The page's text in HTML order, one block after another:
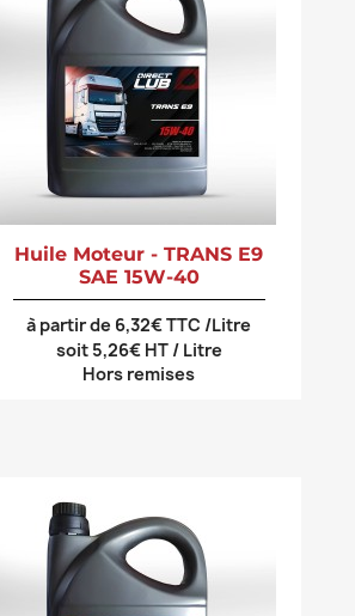
Huile Moteur - TRANS E9
SAE 15W-40
à partir de 6,32€ TTC /Litre
soit 5,26€ HT / Litre
Hors remises